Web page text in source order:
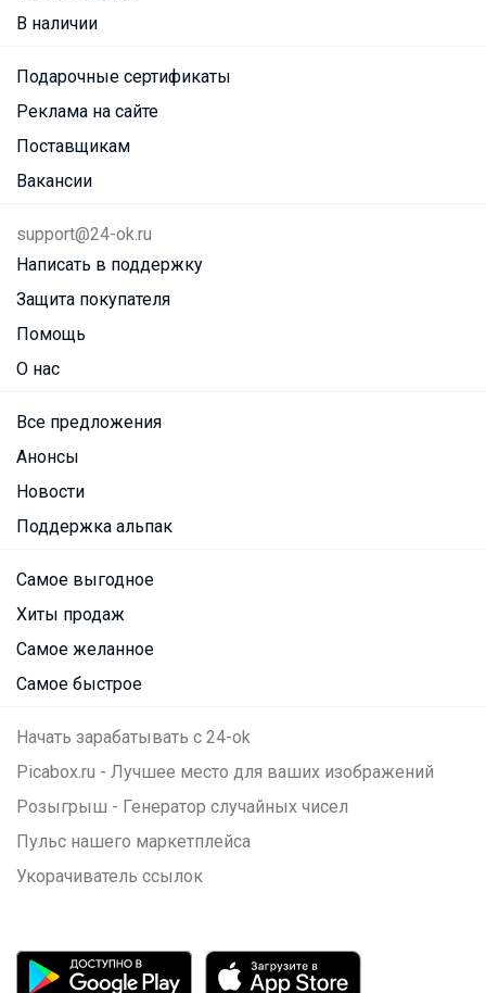
В наличии
Подарочные сертификаты
Реклама на сайте
Поставщикам
Вакансии
support@24-ok.ru
Написать в поддержку
Защита покупателя
Помощь
О нас
Все предложения
Анонсы
Новости
Поддержка альпак
Самое выгодное
Хиты продаж
Самое желанное
Самое быстрое
Начать зарабатывать с 24-ok
Picabox.ru - Лучшее место для ваших изображений
Розыгрыш - Генератор случайных чисел
Пульс нашего маркетплейса
Укорачиватель ссылок